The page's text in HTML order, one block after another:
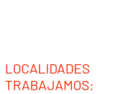
TRABAJAMOS: